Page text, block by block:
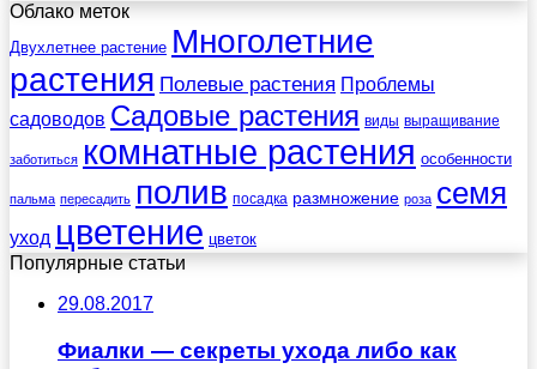
Облако меток
Двухлетнее растение Многолетние
растения Полевые растения Проблемы
садоводов Садовые растения виды выращивание
заботиться комнатные растения особенности
пальма пересадить полив посадка размножение роза семя
уход цветение цветок
Популярные статьи
29.08.2017
Фиалки — секреты ухода либо как